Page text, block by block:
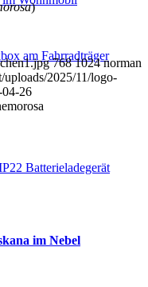
am Fahrradträger
Batterieladegerät
)
768 1024 norman
2025/11/logo-
04-26
im Nebel